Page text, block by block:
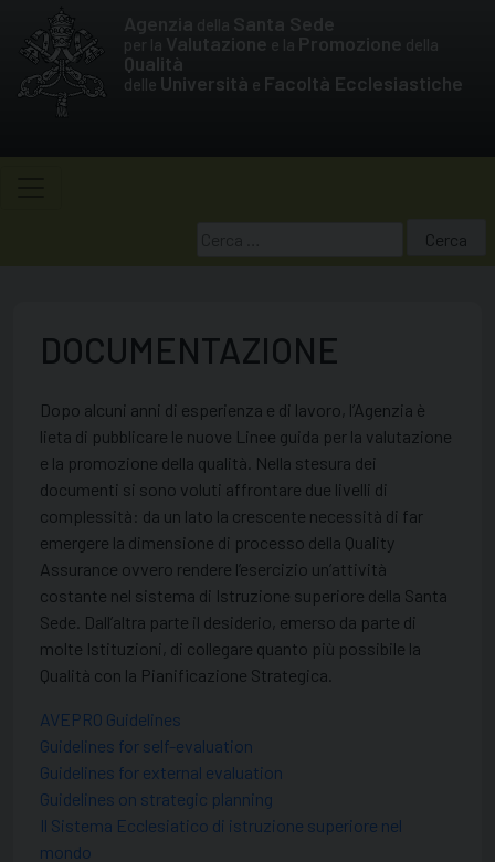
content
per la Valutazione e la Promozione della
Qualità
delle Università e Facoltà Ecclesiastiche
per:
DOCUMENTAZIONE
Dopo alcuni anni di esperienza e di lavoro, l’Agenzia è
lieta di pubblicare le nuove Linee guida per la valutazione
e la promozione della qualità. Nella stesura dei
documenti si sono voluti affrontare due livelli di
complessità: da un lato la crescente necessità di far
emergere la dimensione di processo della Quality
Assurance ovvero rendere l’esercizio un’attività
costante nel sistema di Istruzione superiore della Santa
Sede. Dall’altra parte il desiderio, emerso da parte di
molte Istituzioni, di collegare quanto più possibile la
Qualità con la Pianificazione Strategica.
AVEPRO Guidelines
Guidelines for self-evaluation
Guidelines for external evaluation
Guidelines on strategic planning
Il Sistema Ecclesiatico di istruzione superiore nel
mondo